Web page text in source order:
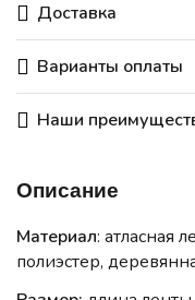
Доставка
Варианты оплаты
Наши
Описание
Материал: атласная
полиэстер,